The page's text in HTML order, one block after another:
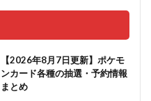
【2026年8月7日更新】ポケモ
ンカード各種の抽選・予約情報
まとめ